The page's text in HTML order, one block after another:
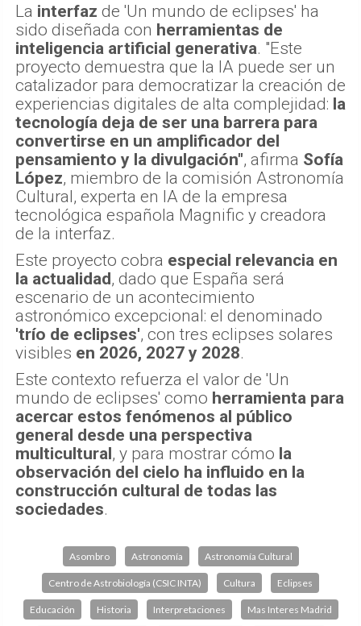
La interfaz de 'Un mundo de eclipses' ha
sido diseñada con herramientas de
inteligencia artificial generativa. "Este
proyecto demuestra que la IA puede ser un
catalizador para democratizar la creación de
experiencias digitales de alta complejidad: la
tecnología deja de ser una barrera para
convertirse en un amplificador del
pensamiento y la divulgación", afirma Sofía
López, miembro de la comisión Astronomía
Cultural, experta en IA de la empresa
tecnológica española Magnific y creadora
de la interfaz.
Este proyecto cobra especial relevancia en
la actualidad, dado que España será
escenario de un acontecimiento
astronómico excepcional: el denominado
'trío de eclipses', con tres eclipses solares
visibles en 2026, 2027 y 2028.
Este contexto refuerza el valor de 'Un
mundo de eclipses' como herramienta para
acercar estos fenómenos al público
general desde una perspectiva
multicultural, y para mostrar cómo la
observación del cielo ha influido en la
construcción cultural de todas las
sociedades.
Asombro Astronomía Astronomía Cultural
Centro de Astrobiología (CSIC INTA) Cultura Eclipses
Educación Historia Interpretaciones Mas Interes Madrid